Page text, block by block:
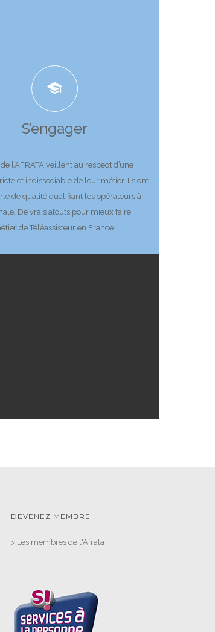
S’engager
l’AFRATA veillent au respect d’une
et indissociable de leur métier. Ils ont
de qualité qualifiant les opérateurs à
De vrais atouts pour mieux faire
de Téléassisteur en France.
DEVENEZ MEMBRE
> Les membres de l'Afrata